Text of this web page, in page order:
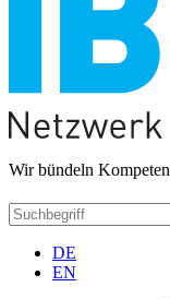
Wir bündeln
DE
EN